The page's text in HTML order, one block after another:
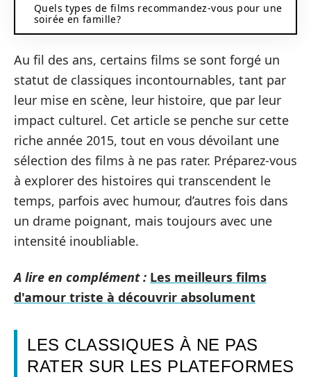
Quels types de films recommandez-vous pour une
soirée en famille?
Au fil des ans, certains films se sont forgé un
statut de classiques incontournables, tant par
leur mise en scène, leur histoire, que par leur
impact culturel. Cet article se penche sur cette
riche année 2015, tout en vous dévoilant une
sélection des films à ne pas rater. Préparez-vous
à explorer des histoires qui transcendent le
temps, parfois avec humour, d’autres fois dans
un drame poignant, mais toujours avec une
intensité inoubliable.
A lire en complément : Les meilleurs films
d'amour triste à découvrir absolument
LES CLASSIQUES À NE PAS
RATER SUR LES PLATEFORMES